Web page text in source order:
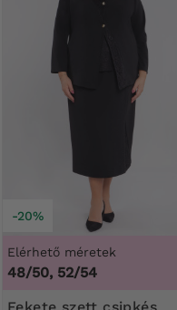
-20%
Elérhető méretek
48/50, 52/54